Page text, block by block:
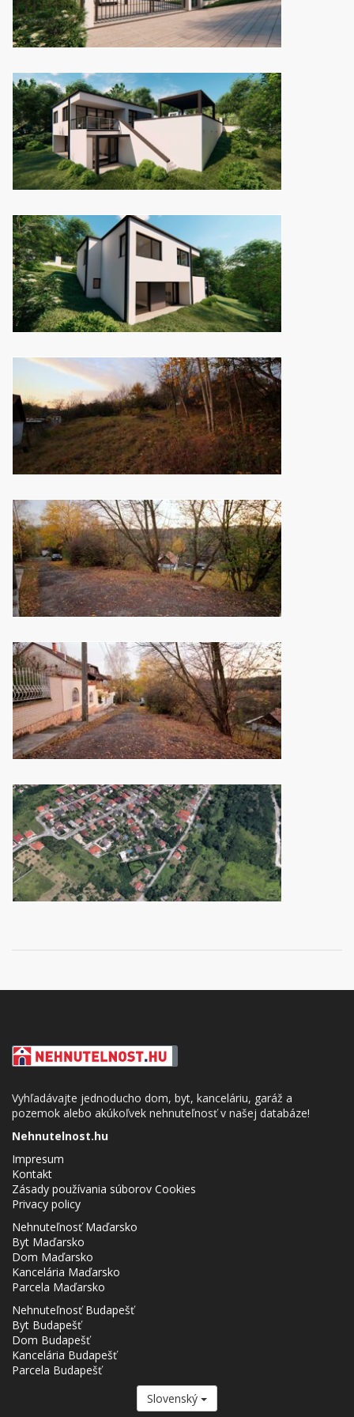
Vyhľadávajte jednoducho dom, byt, kanceláriu, garáž a
pozemok alebo akúkoľvek nehnuteľnosť v našej databáze!
Nehnutelnost.hu
Impresum
Kontakt
Zásady používania súborov Cookies
Privacy policy
Nehnuteľnosť Maďarsko
Byt Maďarsko
Dom Maďarsko
Kancelária Maďarsko
Parcela Maďarsko
Nehnuteľnosť Budapešť
Byt Budapešť
Dom Budapešť
Kancelária Budapešť
Parcela Budapešť
Slovenský